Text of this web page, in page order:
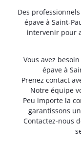
Des
épave à Saint-
intervenir pour
Vous avez
épave à
Prenez contact
Notre équipe
Peu importe la
garantissons
Contactez-nous